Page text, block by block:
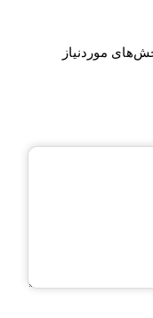
موردنیاز